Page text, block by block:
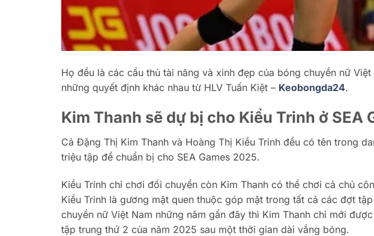
Họ đều là các cầu thủ tài năng và xinh đẹp của bóng chuyền nữ
những quyết định khác nhau từ HLV Tuấn Kiệt – Keobongda24.
Kim Thanh sẽ dự bị cho Kiều Trinh ở SEA
Cả Đặng Thị Kim Thanh và Hoàng Thị Kiều Trinh đều có tên trong
triệu tập để chuẩn bị cho SEA Games 2025.
Kiều Trinh chỉ chơi đối chuyền còn Kim Thanh có thể chơi cả chủ
Kiều Trinh là gương mặt quen thuộc góp mặt trong tất cả các đợt
chuyền nữ Việt Nam những năm gần đây thì Kim Thanh chỉ mới
tập trung thứ 2 của năm 2025 sau một thời gian dài vắng bóng.